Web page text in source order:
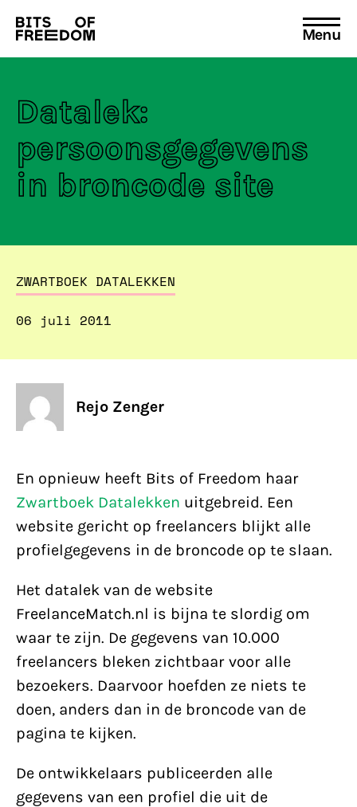
Search
for:
Menu
Datalek:
persoonsgegevens
in broncode site
ZWARTBOEK DATALEKKEN
06 juli 2011
Rejo Zenger
En opnieuw heeft Bits of Freedom haar
Zwartboek Datalekken uitgebreid. Een
website gericht op freelancers blijkt alle
profielgegevens in de broncode op te slaan.
Het datalek van de website
FreelanceMatch.nl is bijna te slordig om
waar te zijn. De gegevens van 10.000
freelancers bleken zichtbaar voor alle
bezoekers. Daarvoor hoefden ze niets te
doen, anders dan in de broncode van de
pagina te kijken.
De ontwikkelaars publiceerden alle
gegevens van een profiel die uit de